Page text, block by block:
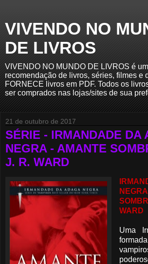
VIVENDO NO
DE LIVROS
VIVENDO NO MUNDO DE LIVROS é
recomendação de livros, séries, filmes e
FORNECE livros em PDF. Todos os
ser comprados nas lojas/sites de sua
21 de outubro de 2017
SÉRIE - IRMANDADE DA
NEGRA - AMANTE
J. R. WARD
WARD
Uma